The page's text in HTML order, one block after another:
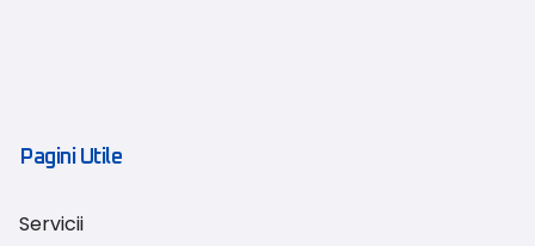
Pagini Utile
Servicii